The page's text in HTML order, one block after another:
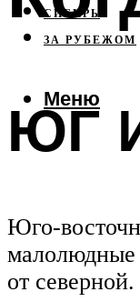
СИБИРЬ
ЗА РУБЕЖОМ
Меню
ЮГ
Юго-
малолюдные
от северной.